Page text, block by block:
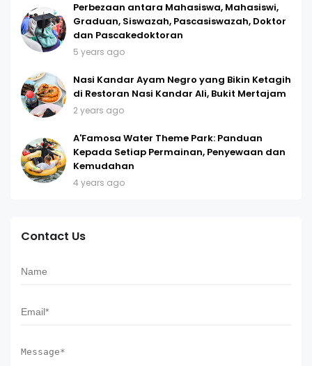
Perbezaan antara Mahasiswa, Mahasiswi,
Graduan, Siswazah, Pascasiswazah, Doktor
dan Pascakedoktoran
5 years ago
Nasi Kandar Ayam Negro yang Bikin Ketagih
di Restoran Nasi Kandar Ali, Bukit Mertajam
2 years ago
A'Famosa Water Theme Park: Panduan
Kepada Setiap Permainan, Penyewaan dan
Kemudahan
4 years ago
Contact Us